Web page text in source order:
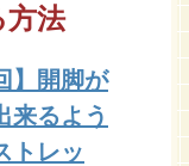
方法
】開脚が
来るよう
トレッ